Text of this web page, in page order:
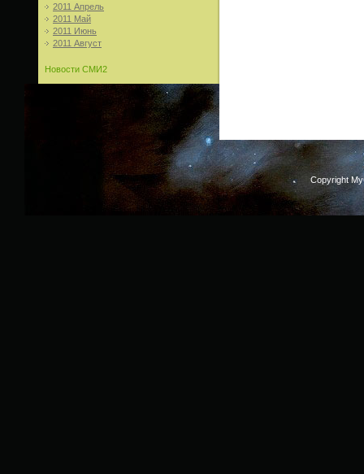
2011 Апрель
2011 Май
2011 Июнь
2011 Август
Новости СМИ2
Copyright